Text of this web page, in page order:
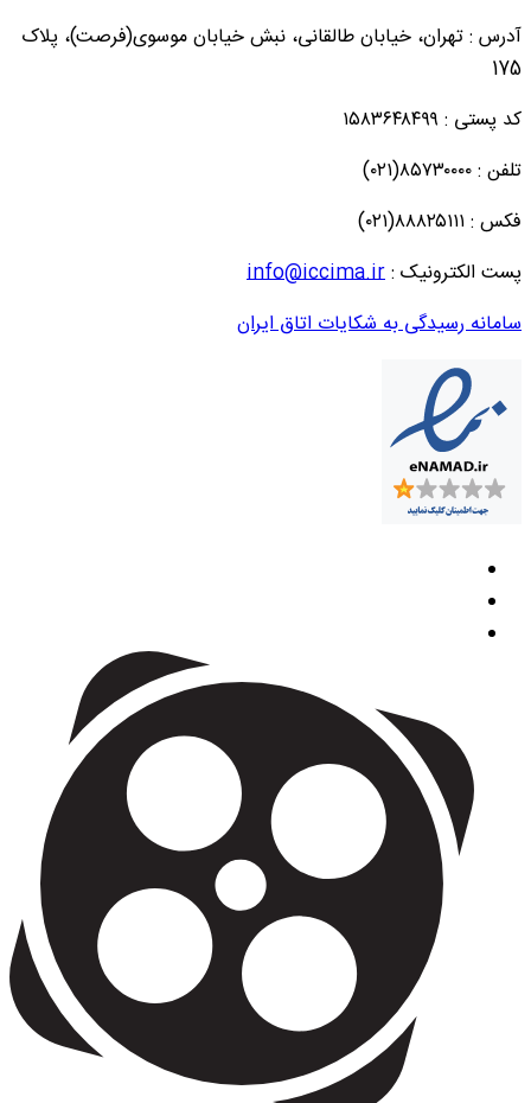
آدرس : تهران، خیابان طالقانی، نبش خیابان موسوی(فرصت)، پلاک
175
کد پستی : ۱۵۸۳۶۴۸۴۹۹
تلفن : ۸۵۷۳۰۰۰۰(۰۲۱)
فکس : ۸۸۸۲۵۱۱۱(۰۲۱)
پست الکترونیک :info@iccima.ir
سامانه رسیدگی به شکایات اتاق ایران